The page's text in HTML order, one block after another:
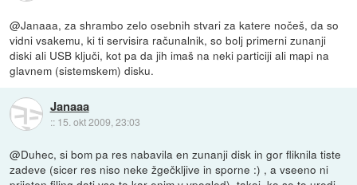
@Janaaa, za shrambo zelo osebnih stvari za katere nočeš, da so
vidni vsakemu, ki ti servisira računalnik, so bolj primerni zunanji
diski ali USB ključi, kot pa da jih imaš na neki particiji ali mapi na
glavnem (sistemskem) disku.
Janaaa
:: 15. okt 2009, 23:03
@Duhec, si bom pa res nabavila en zunanji disk in gor fliknila tiste
zadeve (sicer res niso neke žgečkljive in sporne :) , a vseeno ni